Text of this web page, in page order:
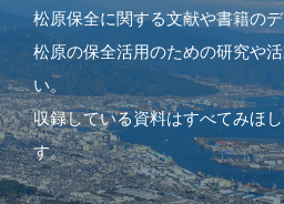
松原保全に関する文献や書籍の
松原の保全活用のための研究や
い。
収録している資料はすべてみほ
す。